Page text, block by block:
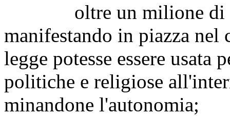
oltre un milione di
manifestando in piazza nel
legge potesse essere usata
politiche e religiose
minandone l'autonomia;